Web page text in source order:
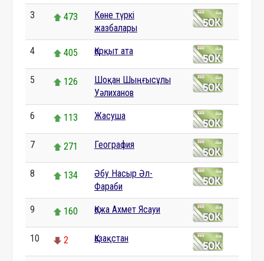
3 473
Көне түркі
жазбалары
4 405 Қорқыт ата
5 126
Шоқан Шыңғысұлы
Уәлиханов
6 113 Жасуша
7 271 География
8 134
Әбу Насыр Әл-
Фараби
9 160 Қожа Ахмет Ясауи
10 2 Қазақстан